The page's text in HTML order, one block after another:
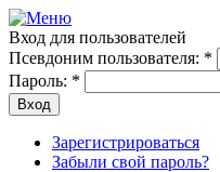
Вход для пользователей
Псевдоним пользователя: *
Пароль: *
Зарегистрироваться
Забыли свой пароль?